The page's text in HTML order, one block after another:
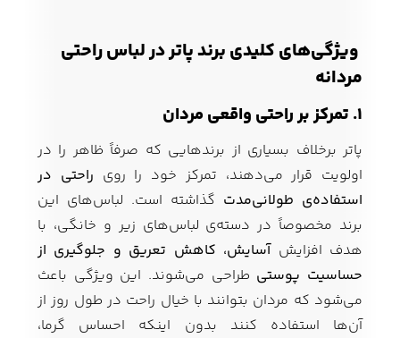
ویژگی‌های کلیدی برند پاتر در لباس راحتی
مردانه
۱. تمرکز بر راحتی واقعی مردان
پاتر برخلاف بسیاری از برندهایی که صرفاً ظاهر را در
اولویت قرار می‌دهند، تمرکز خود را روی راحتی در
استفاده‌ی طولانی‌مدت گذاشته است. لباس‌های این
برند مخصوصاً در دسته‌ی لباس‌های زیر و خانگی، با
هدف افزایشآسایش، کاهش تعریق و جلوگیری از
حساسیت پوستی طراحی می‌شوند. این ویژگی باعث
می‌شود که مردان بتوانند با خیال راحت در طول روز از
آن‌ها استفاده کنند بدون اینکه احساس گرما،